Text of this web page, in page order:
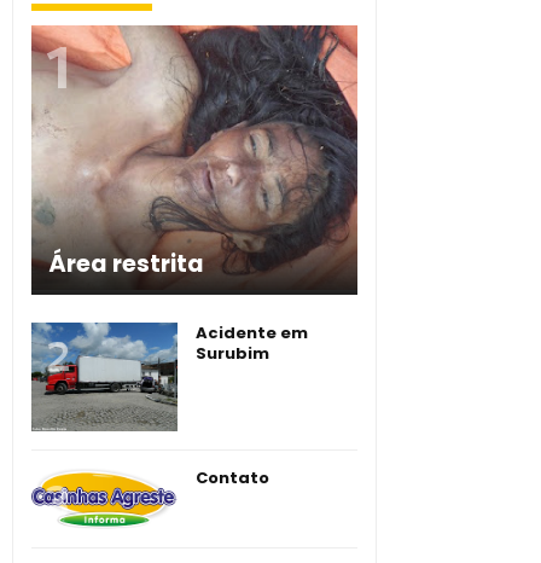
Área restrita
Acidente em
Surubim
Contato